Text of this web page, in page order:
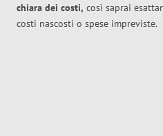
chiara dei costi, così saprai
costi nascosti o spese impreviste.